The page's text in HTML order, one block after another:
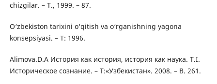
chizgilar. – Т., 1999. – 87.
O‘zbekiston tarixini o‘qitish va o‘rganishning yagona
konsepsiyasi. – Т: 1996.
Alimova.D.A История как история, история как наука. T.I.
Историческое сознание. – Т:«Узбекистан». 2008. – B. 261.